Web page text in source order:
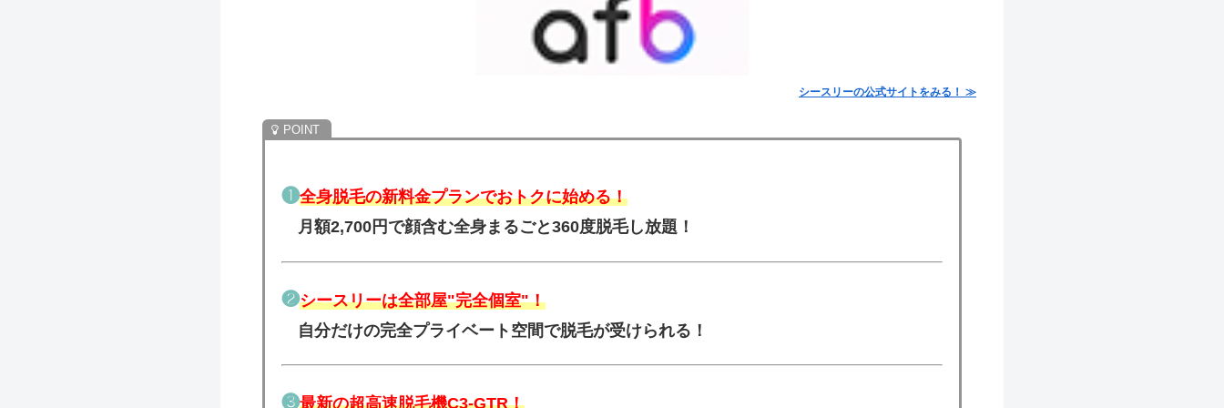
シースリーの公式サイトをみる！ ≫
❶全身脱毛の新料金プランでおトクに始める！
月額2,700円で顔含む全身まるごと360度脱毛し放題！
❷シースリーは全部屋"完全個室"！
自分だけの完全プライベート空間で脱毛が受けられる！
❸最新の超高速脱毛機C3-GTR！